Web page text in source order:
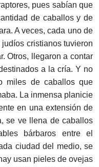
pues sabían que
de caballos y de
A veces, cada uno de
cristianos tuvieron
Otros, llegaron a contar
a la cría. Y no
miles de caballos que
La inmensa planicie
en una extensión de
se ve llena de caballos
bárbaros entre el
ciudad del medio, se
usan pieles de ovejas